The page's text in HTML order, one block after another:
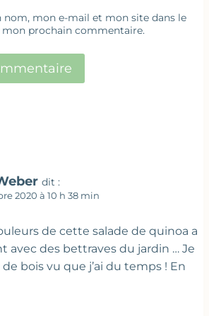
mon e-mail et mon site dans le
prochain commentaire.
dit :
2020 à 10 h 38 min
de cette salade de quinoa a
avec des bettraves du jardin … Je
bois vu que j’ai du temps ! En